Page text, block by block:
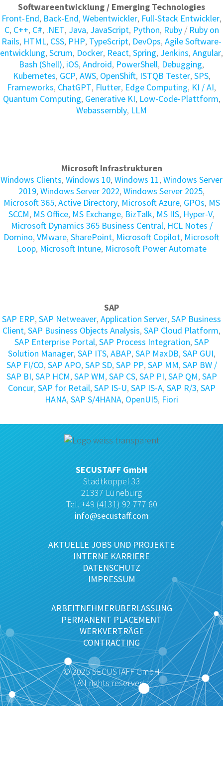
Softwareentwicklung / Emerging Technologies
Front-End, Back-End, Webentwickler, Full-Stack Entwickler,
C, C++, C#, .NET, Java, JavaScript, Python, Ruby/ Ruby on
Rails, HTML, CSS, PHP, TypeScript, DevOps, Agile Soft­ware­
ent­wick­lung, Scrum, Docker, React, Spring, Jenkins, Angular,
Bash (Shell), iOS, Android, PowerShell, Debugging,
Kubernetes, GCP, AWS, OpenShift, ISTQB Tester, SPS,
Frameworks, ChatGPT, Flutter, Edge Computing, KI / AI,
Quantum Computing, Generative KI, Low-Code-Plattform,
Webassembly, LLM
Microsoft Infrastrukturen
Windows Clients, Windows 10, Windows 11, Windows Server
2019, Windows Server 2022, Windows Server 2025,
Microsoft 365, Active Directory, Microsoft Azure, GPOs, MS
SCCM, MS Office, MS Exchange, BizTalk, MS IIS, Hyper-V,
Microsoft Dynamics 365 Business Central, HCL Notes /
Domino, VMware, SharePoint, Microsoft Copilot, Microsoft
Loop, Microsoft Intune, Microsoft Power Automate
SAP
SAP ERP, SAP Netweaver, Application Server, SAP Business
Client, SAP Business Objects Analysis, SAP Cloud Platform,
SAP Enterprise Portal, SAP Process Integration, SAP
Solution Manager, SAP ITS, ABAP, SAP MaxDB, SAP GUI,
SAP FI/CO, SAP APO, SAP SD, SAP PP, SAP MM, SAP BW /
SAP BI, SAP HCM, SAP WM, SAP CS, SAP PI, SAP QM, SAP
Concur, SAP for Retail, SAP IS-U, SAP IS-A, SAP R/3, SAP
HANA, SAP S/4HANA, OpenUI5, Fiori
SECUSTAFF GmbH
Stadtkoppel 33
21337 Lüneburg
Tel. +49 (4131) 92 777 80
info@secustaff.com
AKTUELLE JOBS UND PROJEKTE
INTERNE KARRIERE
DATENSCHUTZ
IMPRESSUM
ARBEITNEHMERÜBERLASSUNG
PERMANENT PLACEMENT
WERKVERTRÄGE
CONTRACTING
© 2025 SECUSTAFF GmbH
All rights reserved.